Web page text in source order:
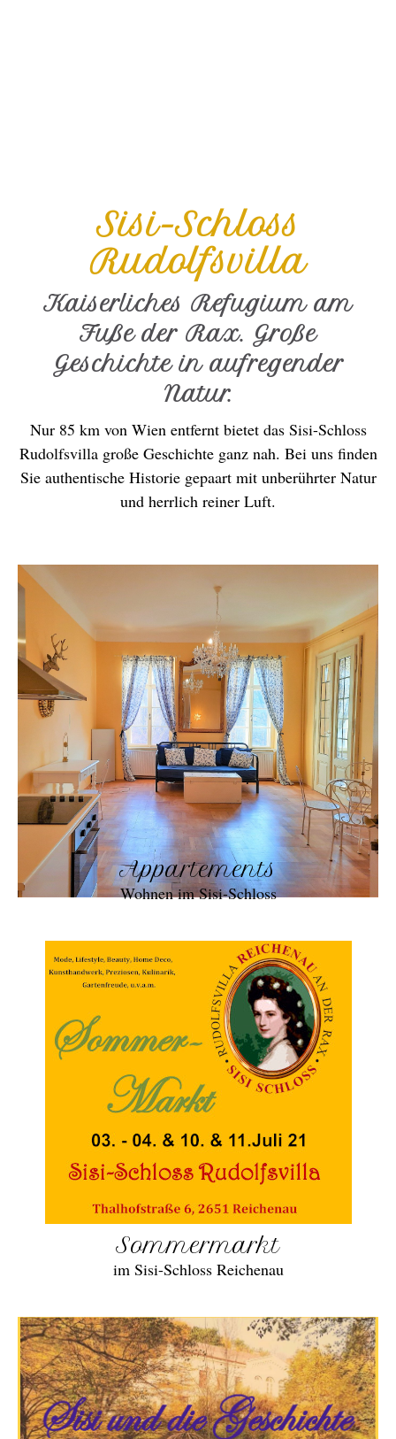
Sisi-Schloss
Rudolfsvilla
Kaiserliches Refugium am
Fuße der Rax. Große
Geschichte in aufregender
Natur.
Nur 85 km von Wien entfernt bietet das Sisi-Schloss
Rudolfsvilla große Geschichte ganz nah. Bei uns finden
Sie authentische Historie gepaart mit unberührter Natur
und herrlich reiner Luft.
Appartements
Wohnen im Sisi-Schloss
Sommermarkt
im Sisi-Schloss Reichenau